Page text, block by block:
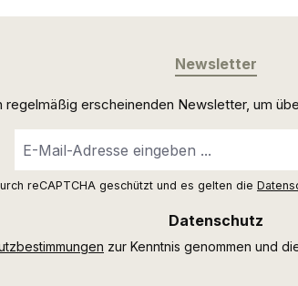
Newsletter
erscheinenden Newsletter, um
Mail-
reCAPTCHA geschützt und es gelten die
Datenschutz
zur Kenntnis genommen und